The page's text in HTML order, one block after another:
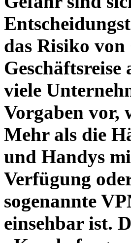
das Risiko
viele
Vorgaben vor,
Mehr als die
und Handys
Verfügung
sogenannte
einsehbar ist.